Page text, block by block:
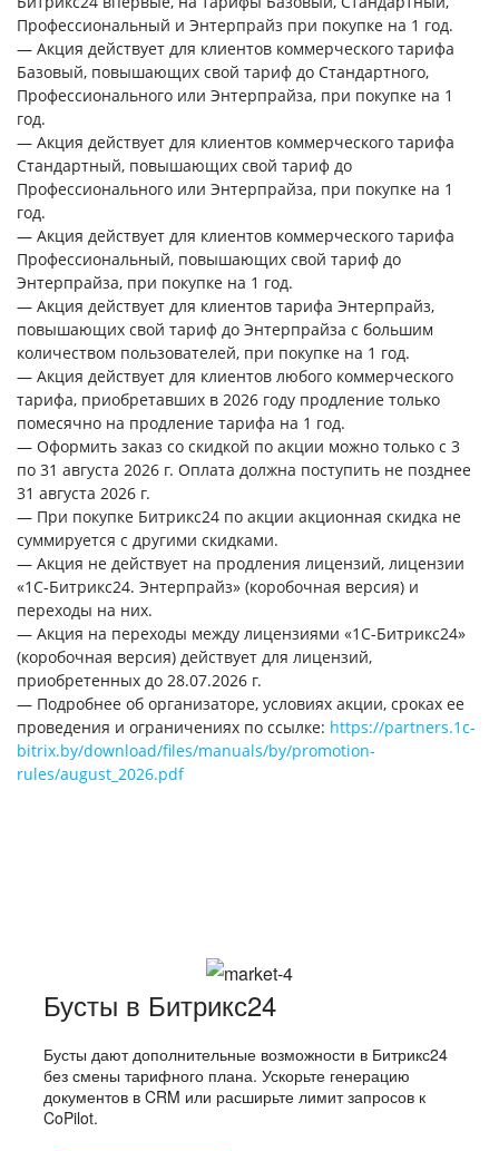
Профессиональный и Энтерпрайз при покупке на 1 год.
— Акция действует для клиентов коммерческого тарифа
Базовый, повышающих свой тариф до Стандартного,
Профессионального или Энтерпрайза, при покупке на 1
год.
— Акция действует для клиентов коммерческого тарифа
Стандартный, повышающих свой тариф до
Профессионального или Энтерпрайза, при покупке на 1
год.
— Акция действует для клиентов коммерческого тарифа
Профессиональный, повышающих свой тариф до
Энтерпрайза, при покупке на 1 год.
— Акция действует для клиентов тарифа Энтерпрайз,
повышающих свой тариф до Энтерпрайза с большим
количеством пользователей, при покупке на 1 год.
— Акция действует для клиентов любого коммерческого
тарифа, приобретавших в 2026 году продление только
помесячно на продление тарифа на 1 год.
— Оформить заказ со скидкой по акции можно только с 3
по 31 августа 2026 г. Оплата должна поступить не позднее
31 августа 2026 г.
— При покупке Битрикс24 по акции акционная скидка не
суммируется с другими скидками.
— Акция не действует на продления лицензий, лицензии
«1С-Битрикс24. Энтерпрайз» (коробочная версия) и
переходы на них.
— Акция на переходы между лицензиями «1С-Битрикс24»
(коробочная версия) действует для лицензий,
приобретенных до 28.07.2026 г.
— Подробнее об организаторе, условиях акции, сроках ее
проведения и ограничениях по ссылке: https://partners.1c-
bitrix.by/download/files/manuals/by/promotion-
rules/august_2026.pdf
Бусты в Битрикс24
Бусты дают дополнительные возможности в Битрикс24
без смены тарифного плана. Ускорьте генерацию
документов в CRM или расширьте лимит запросов к
CoPilot.